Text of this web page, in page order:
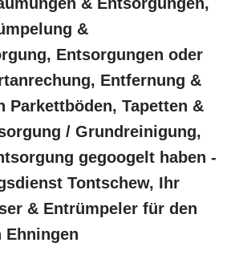
&
Entsorgungen oder
Entfernung &
Parkettböden, Tapetten &
/ Grundreinigung,
gegoogelt haben -
Tontschew, Ihr
& Entrümpeler für den
Ehningen